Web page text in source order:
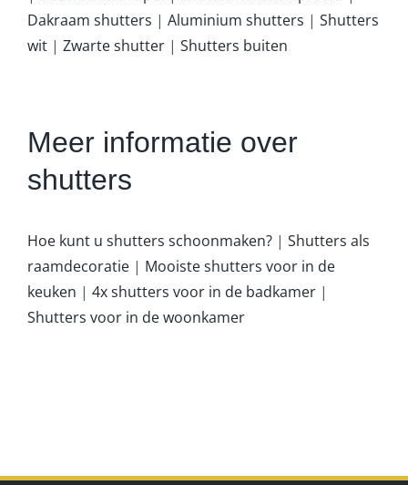
Dakraam shutters | Aluminium shutters | Shutters
wit| Zwarte shutter| Shutters buiten
Meer informatie over
shutters
Hoe kunt u shutters schoonmaken?| Shutters als
raamdecoratie| Mooiste shutters voor in de
keuken | 4x shutters voor in de badkamer|
Shutters voor in de woonkamer